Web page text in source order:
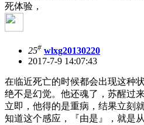
死体验，
25# wlxg20130220
2017-7-9 14:07:43
在临近死亡的时候都会出现这种
绝不是幻觉。他还魂了，苏醒过
立即，他得的是重病，结果立刻
知道这个感应，『由是』，就是